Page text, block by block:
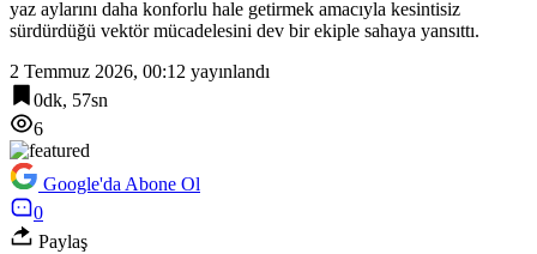
yaz aylarını daha konforlu hale getirmek amacıyla kesintisiz
sürdürdüğü vektör mücadelesini dev bir ekiple sahaya yansıttı.
2 Temmuz 2026, 00:12 yayınlandı
0dk, 57sn
6
Google'da Abone Ol
0
Paylaş